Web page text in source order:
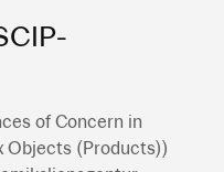
of Concern in
Objects (Products))